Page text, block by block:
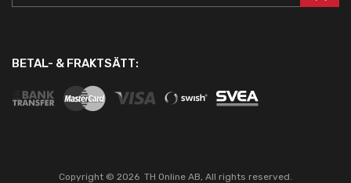
BETAL- & FRAKTSÄTT:
Copyright © 2026 TH Online AB, All rights reserved.